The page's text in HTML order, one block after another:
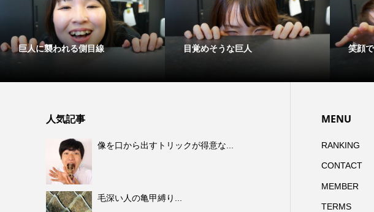
巨人に襲われる側目線 目覚めそうな巨人 笑顔
人気記事
像を口から出すトリックが得意な...
毛深い人の亀甲縛り...
MENU
RANKING
CONTACT
MEMBER
TERMS